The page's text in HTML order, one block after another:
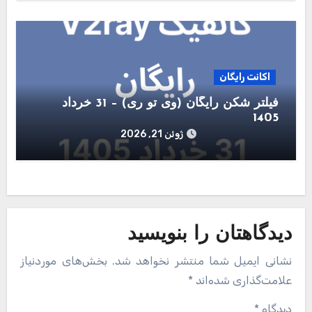
اکانت رایگان
فیلتر شکن رایگان (وی تو ری) – 31 خرداد
1405
ژوئن 21, 2026
دیدگاهتان را بنویسید
نشانی ایمیل شما منتشر نخواهد شد. بخش‌های موردنیاز
علامت‌گذاری شده‌اند *
دیدگاه *